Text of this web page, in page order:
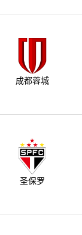
成都蓉城
圣保罗